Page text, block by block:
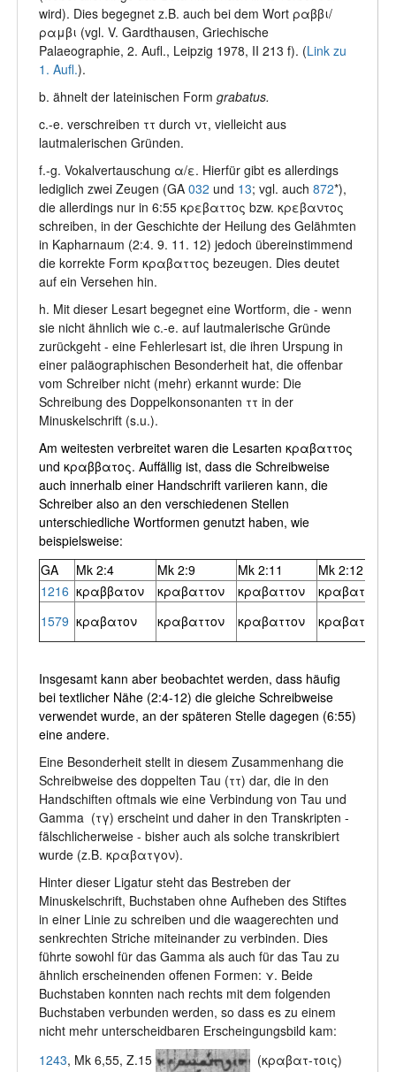
wird). Dies begegnet z.B. auch bei dem Wort ραββι/
ραμβι (vgl. V. Gardthausen, Griechische
Palaeographie, 2. Aufl., Leipzig 1978, II 213 f). (Link zu
1. Aufl.).
b. ähnelt der lateinischen Form grabatus.
c.-e. verschreiben ττ durch ντ, vielleicht aus
lautmalerischen Gründen.
f.-g. Vokalvertauschung α/ε. Hierfür gibt es allerdings
lediglich zwei Zeugen (GA 032 und 13; vgl. auch 872*),
die allerdings nur in 6:55 κρεβαττος bzw. κρεβαντος
schreiben, in der Geschichte der Heilung des Gelähmten
in Kapharnaum (2:4. 9. 11. 12) jedoch übereinstimmend
die korrekte Form κραβαττος bezeugen. Dies deutet
auf ein Versehen hin.
h. Mit dieser Lesart begegnet eine Wortform, die - wenn
sie nicht ähnlich wie c.-e. auf lautmalerische Gründe
zurückgeht - eine Fehlerlesart ist, die ihren Urspung in
einer paläographischen Besonderheit hat, die offenbar
vom Schreiber nicht (mehr) erkannt wurde: Die
Schreibung des Doppelkonsonanten ττ in der
Minuskelschrift (s.u.).
Am weitesten verbreitet waren die Lesarten κραβαττος
und κραββατος. Auffällig ist, dass die Schreibweise
auch innerhalb einer Handschrift variieren kann, die
Schreiber also an den verschiedenen Stellen
unterschiedliche Wortformen genutzt haben, wie
beispielsweise:
GA
Mk 2:4 Mk 2:9 Mk 2:11
Mk 2:12
1216 κραββατον κραβαττον κραβαττον
κραβαττον
1579 κραβατον κραβαττον κραβαττον κραβαττον
Insgesamt kann aber beobachtet werden, dass häufig
bei textlicher Nähe (2:4-12) die gleiche Schreibweise
verwendet wurde, an der späteren Stelle dagegen (6:55)
eine andere.
Eine Besonderheit stellt in diesem Zusammenhang die
Schreibweise des doppelten Tau (ττ) dar, die in den
Handschiften oftmals wie eine Verbindung von Tau und
Gamma (τγ) erscheint und daher in den Transkripten -
fälschlicherweise - bisher auch als solche transkribiert
wurde (z.B. κραβατγον).
Hinter dieser Ligatur steht das Bestreben der
Minuskelschrift, Buchstaben ohne Aufheben des Stiftes
in einer Linie zu schreiben und die waagerechten und
senkrechten Striche miteinander zu verbinden. Dies
führte sowohl für das Gamma als auch für das Tau zu
ähnlich erscheinenden offenen Formen: ⋎. Beide
Buchstaben konnten nach rechts mit dem folgenden
Buchstaben verbunden werden, so dass es zu einem
nicht mehr unterscheidbaren Erscheingungsbild kam:
1243, Mk 6,55, Z.15 (κραβατ-τοις)